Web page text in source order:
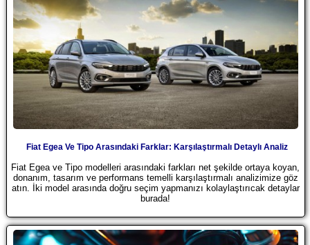
Fiat Egea Ve Tipo Arasındaki Farklar: Karşılaştırmalı Detaylı Analiz
Fiat Egea ve Tipo modelleri arasındaki farkları net şekilde ortaya koyan,
donanım, tasarım ve performans temelli karşılaştırmalı analizimize göz
atın. İki model arasında doğru seçim yapmanızı kolaylaştırıcak detaylar
burada!